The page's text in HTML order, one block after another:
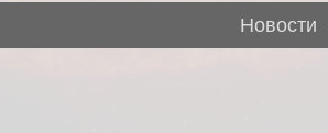
Новости